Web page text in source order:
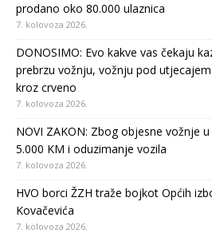
prodano oko 80.000 ulaznica
7. kolovoza 2026.
DONOSIMO: Evo kakve vas čekaju
prebrzu vožnju, vožnju pod
kroz crveno
7. kolovoza 2026.
NOVI ZAKON: Zbog objesne vožnje
5.000 KM i oduzimanje vozila
7. kolovoza 2026.
HVO borci ŽZH traže bojkot Općih
Kovačevića
7. kolovoza 2026.